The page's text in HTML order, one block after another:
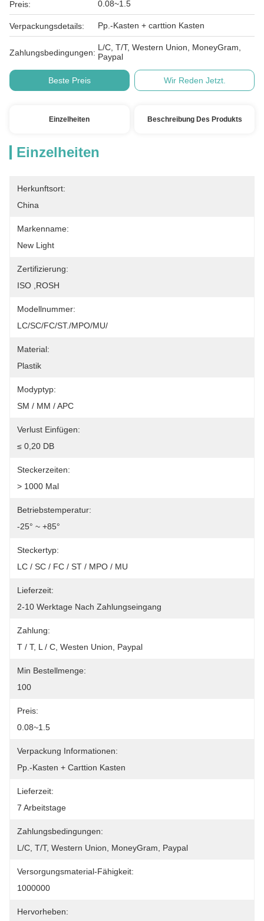
Preis: 0.08~1.5
Verpackungsdetails: Pp.-Kasten + carttion Kasten
Zahlungsbedingungen:
L/C, T/T, Western Union, MoneyGram,
Paypal
Beste Preis Wir Reden Jetzt.
Einzelheiten Beschreibung Des Produkts
Einzelheiten
Herkunftsort:
China
Markenname:
New Light
Zertifizierung:
ISO ,ROSH
Modellnummer:
LC/SC/FC/ST./MPO/MU/
Material:
Plastik
Modyptyp:
SM / MM / APC
Verlust Einfügen:
≤ 0,20 DB
Steckerzeiten:
> 1000 Mal
Betriebstemperatur:
-25° ~ +85°
Steckertyp:
LC / SC / FC / ST / MPO / MU
Lieferzeit:
2-10 Werktage Nach Zahlungseingang
Zahlung:
T / T, L / C, Westen Union, Paypal
Min Bestellmenge:
100
Preis:
0.08~1.5
Verpackung Informationen:
Pp.-Kasten + Carttion Kasten
Lieferzeit:
7 Arbeitstage
Zahlungsbedingungen:
L/C, T/T, Western Union, MoneyGram, Paypal
Versorgungsmaterial-Fähigkeit:
1000000
Hervorheben: